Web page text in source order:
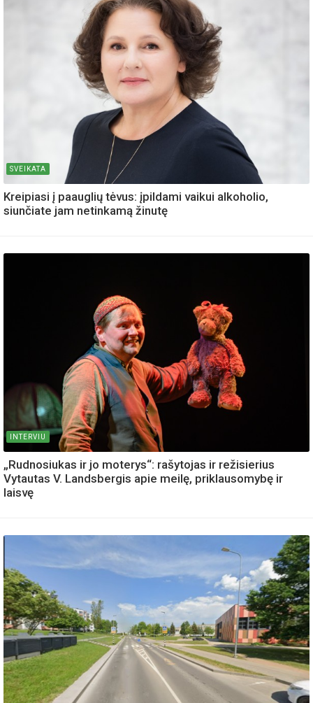
SVEIKATA
Kreipiasi į paauglių tėvus: įpildami vaikui alkoholio,
siunčiate jam netinkamą žinutę
INTERVIU
„Rudnosiukas ir jo moterys“: rašytojas ir režisierius
Vytautas V. Landsbergis apie meilę, priklausomybę ir
laisvę